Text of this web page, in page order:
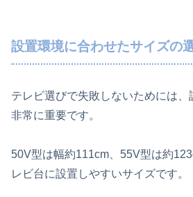
設置環境に合わせたサイズの
テレビ選びで失敗しないためには
非常に重要です。
50V型は幅約111cm、55V型は約
レビ台に設置しやすいサイズです。